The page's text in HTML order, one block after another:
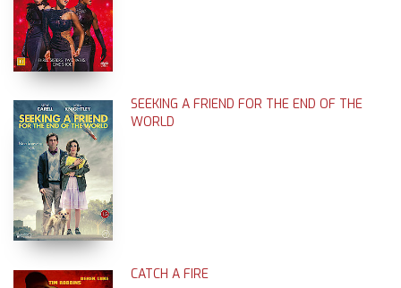
SEEKING A FRIEND FOR THE END OF THE
WORLD
CATCH A FIRE